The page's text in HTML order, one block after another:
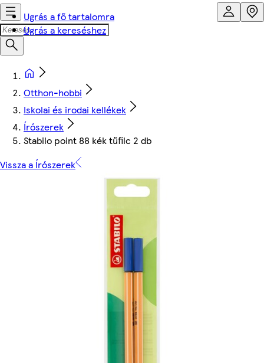
Ugrás a fő tartalomra
Ugrás a kereséshez
Otthon-hobbi
Iskolai és irodai kellékek
Írószerek
Stabilo point 88 kék tűfilc 2 db
Vissza a Írószerek